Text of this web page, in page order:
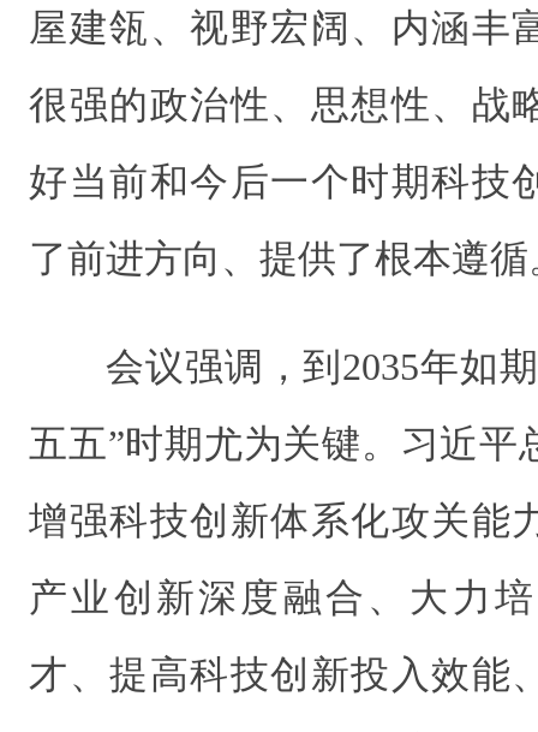
屋建瓴、视野宏阔、内涵丰
很强的政治性、思想性、战
好当前和今后一个时期科技
了前进方向、提供了根本遵循
会议强调，到2035年如
五五”时期尤为关键。习近平
增强科技创新体系化攻关能
产业创新深度融合、大力
才、提高科技创新投入效能